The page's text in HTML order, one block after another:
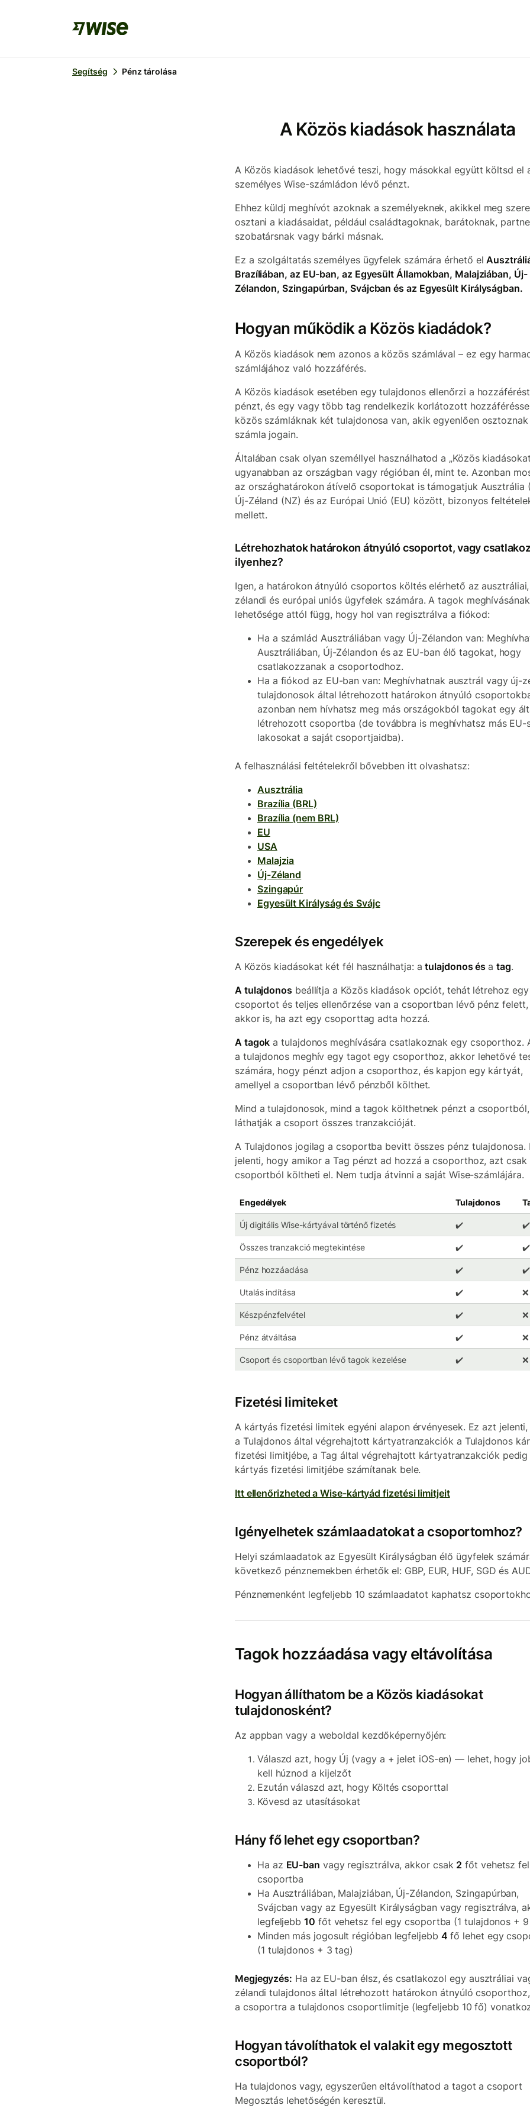
Segítség Pénz tárolása
A Közös kiadások használata
A Közös kiadások lehetővé teszi, hogy másokkal együtt költsd el
személyes Wise-számládon lévő pénzt.
Ehhez küldj meghívót azoknak a személyeknek, akikkel meg
osztani a kiadásaidat, például családtagoknak, barátoknak,
szobatársnak vagy bárki másnak.
Ez a szolgáltatás személyes ügyfelek számára érhető el
Brazíliában, az EU-ban, az Egyesült Államokban, Malajziában, Új-
Zélandon, Szingapúrban, Svájcban és az Egyesült Királyságban.
Hogyan működik a Közös kiadádok?
A Közös kiadások nem azonos a közös számlával – ez egy
számlájához való hozzáférés.
A Közös kiadások esetében egy tulajdonos ellenőrzi a
pénzt, és egy vagy több tag rendelkezik korlátozott
közös számláknak két tulajdonosa van, akik egyenlően osztoznak
számla jogain.
Általában csak olyan személlyel használhatod a „Közös
ugyanabban az országban vagy régióban él, mint te. Azonban
az országhatárokon átívelő csoportokat is támogatjuk Ausztrália
Új-Zéland (NZ) és az Európai Unió (EU) között, bizonyos
mellett.
Létrehozhatok határokon átnyúló csoportot, vagy
ilyenhez?
Igen, a határokon átnyúló csoportos költés elérhető az
zélandi és európai uniós ügyfelek számára. A tagok meghívásának
lehetősége attól függ, hogy hol van regisztrálva a fiókod:
Ha a számlád Ausztráliában vagy Új-Zélandon van:
Ausztráliában, Új-Zélandon és az EU-ban élő tagokat, hogy
csatlakozzanak a csoportodhoz.
Ha a fiókod az EU-ban van: Meghívhatnak ausztrál vagy új-
tulajdonosok által létrehozott határokon átnyúló
azonban nem hívhatsz meg más országokból tagokat egy
létrehozott csoportba (de továbbra is meghívhatsz más EU-
lakosokat a saját csoportjaidba).
A felhasználási feltételekről bővebben itt olvashatsz:
Ausztrália
Brazília (BRL)
Brazília (nem BRL)
EU
USA
Malajzia
Új-Zéland
Szingapúr
Egyesült Királyság és Svájc
Szerepek és engedélyek
A Közös kiadásokat két fél használhatja: atulajdonos ésatag.
A tulajdonos beállítja a Közös kiadások opciót, tehát létrehoz egy
csoportot és teljes ellenőrzése van a csoportban lévő pénz felett,
akkor is, ha azt egy csoporttag adta hozzá.
A tagok a tulajdonos meghívására csatlakoznak egy csoporthoz.
a tulajdonos meghív egy tagot egy csoporthoz, akkor lehetővé
számára, hogy pénzt adjon a csoporthoz, és kapjon egy kártyát,
amellyel a csoportban lévő pénzből költhet.
Mind a tulajdonosok, mind a tagok költhetnek pénzt a
láthatják a csoport összes tranzakcióját.
A Tulajdonos jogilag a csoportba bevitt összes pénz tulajdonosa.
jelenti, hogy amikor a Tag pénzt ad hozzá a csoporthoz, azt csak
csoportból költheti el. Nem tudja átvinni a saját Wise-számlájára.
Engedélyek Tulajdonos
Új digitális Wise-kártyával történő fizetés ✔️ ✔️
Összes tranzakció megtekintése ✔️ ✔️
Pénz hozzáadása ✔️ ✔️
Utalás indítása ✔️ ❌
Készpénzfelvétel ✔️ ❌
Pénz átváltása ✔️ ❌
Csoport és csoportban lévő tagok kezelése ✔️ ❌
Fizetési limiteket
A kártyás fizetési limitek egyéni alapon érvényesek. Ez azt
a Tulajdonos által végrehajtott kártyatranzakciók a Tulajdonos
fizetési limitjébe, a Tag által végrehajtott kártyatranzakciók pedig
kártyás fizetési limitjébe számítanak bele.
Itt ellenőrizheted a Wise-kártyád fizetési limitjeit
Igényelhetek számlaadatokat a csoportomhoz?
Helyi számlaadatok az Egyesült Királyságban élő ügyfelek
következő pénznemekben érhetők el: GBP, EUR, HUF, SGD és
Pénznemenként legfeljebb 10 számlaadatot kaphatsz
Tagok hozzáadása vagy eltávolítása
Hogyan állíthatom be a Közös kiadásokat
tulajdonosként?
Az appban vagy a weboldal kezdőképernyőjén:
Válaszd azt, hogy Új (vagy a + jelet iOS-en) — lehet, hogy
kell húznod a kijelzőt
Ezután válaszd azt, hogy Költés csoporttal
Kövesd az utasításokat
Hány fő lehet egy csoportban?
Ha az EU-ban vagy regisztrálva, akkor csak 2 főt vehetsz
csoportba
Ha Ausztráliában, Malajziában, Új-Zélandon, Szingapúrban,
Svájcban vagy az Egyesült Királyságban vagy regisztrálva,
legfeljebb10 főt vehetsz fel egy csoportba (1 tulajdonos +
Minden más jogosult régióban legfeljebb 4 fő lehet egy
(1 tulajdonos + 3 tag)
Megjegyzés: Ha az EU-ban élsz, és csatlakozol egy ausztráliai
zélandi tulajdonos által létrehozott határokon átnyúló
a csoportra a tulajdonos csoportlimitje (legfeljebb 10 fő)
Hogyan távolíthatok el valakit egy megosztott
csoportból?
Ha tulajdonos vagy, egyszerűen eltávolíthatod a tagot a csoport
Megosztás lehetőségén keresztül.